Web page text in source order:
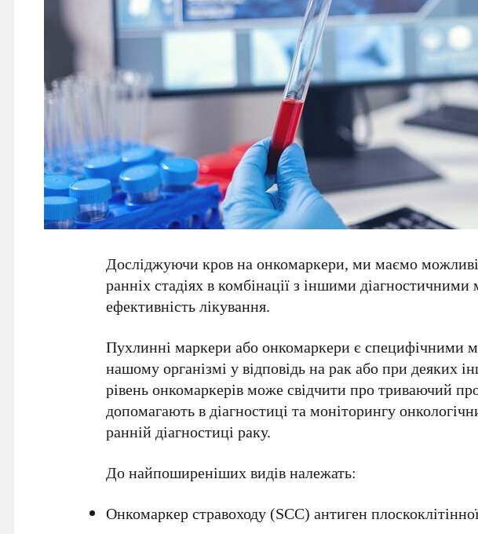
Досліджуючи кров на онкомаркери, ми маємо
ранніх стадіях в комбінації з іншими
ефективність лікування.
Пухлинні маркери або онкомаркери є специфічними
нашому організмі у відповідь на рак або при деяких
рівень онкомаркерів може свідчити про триваючий
допомагають в діагностиці та моніторингу
ранній діагностиці раку.
До найпоширеніших видів належать:
Онкомаркер стравоходу (SCC) антиген